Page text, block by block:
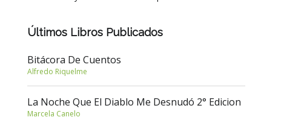
Últimos Libros Publicados
Bitácora De Cuentos
Alfredo Riquelme
La Noche Que El Diablo Me Desnudó 2° Edicion
Marcela Canelo